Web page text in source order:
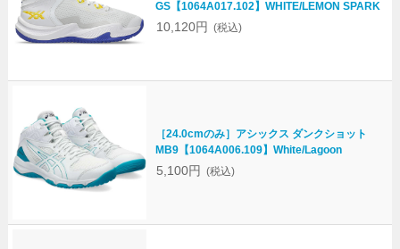
GS【1064A017.102】WHITE/LEMON SPARK
10,120円 (税込)
［24.0cmのみ］アシックス ダンクショット
MB9【1064A006.109】White/Lagoon
5,100円 (税込)